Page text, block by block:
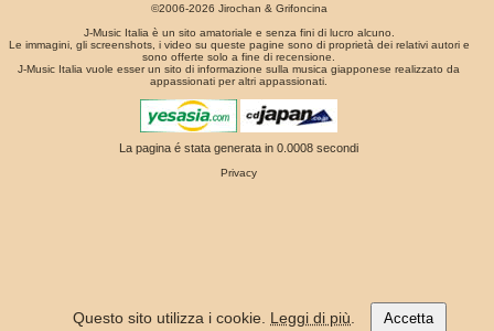
Questo sito utilizza i cookie. Leggi di più Accetta
©2006-2026 Jirochan & Grifoncina
J-Music Italia è un sito amatoriale e senza fini di lucro alcuno.
Le immagini, gli screenshots, i video su queste pagine sono di proprietà dei relativi autori e
sono offerte solo a fine di recensione.
J-Music Italia vuole esser un sito di informazione sulla musica giapponese realizzato da
appassionati per altri appassionati.
La pagina é stata generata in 0.0008 secondi
Privacy